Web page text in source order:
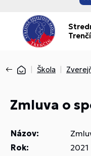
Škola
Zmluva o
Názov:
Rok:
2021